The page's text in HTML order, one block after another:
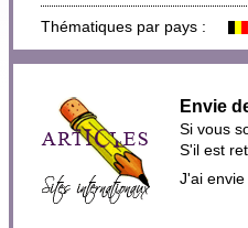
Thématiques par pays :
Envie
Si vous
S'il est
J'ai